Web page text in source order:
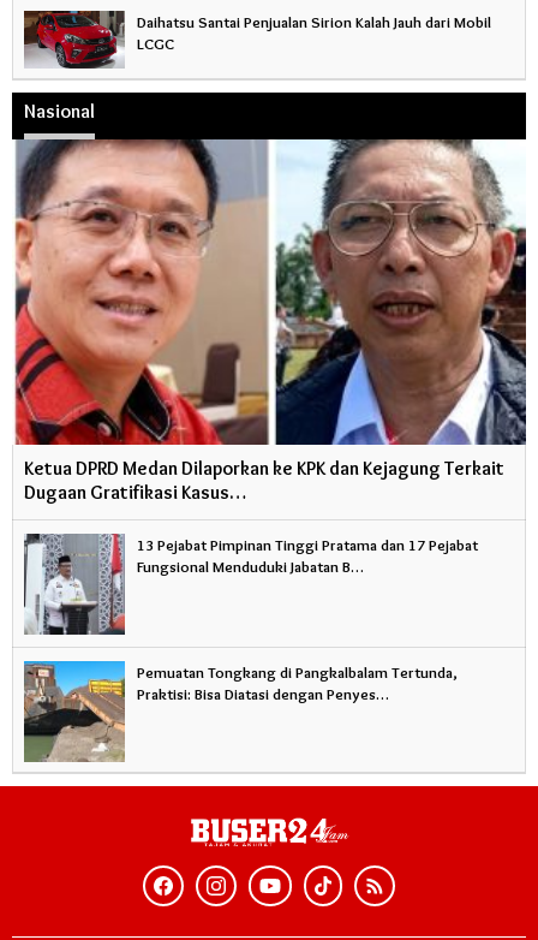
Daihatsu Santai Penjualan Sirion Kalah Jauh dari Mobil
LCGC
Nasional
Ketua DPRD Medan Dilaporkan ke KPK dan Kejagung Terkait
Dugaan Gratifikasi Kasus…
13 Pejabat Pimpinan Tinggi Pratama dan 17 Pejabat
Fungsional Menduduki Jabatan B…
Pemuatan Tongkang di Pangkalbalam Tertunda,
Praktisi: Bisa Diatasi dengan Penyes…